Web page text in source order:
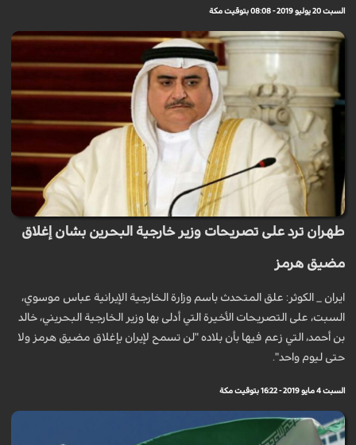
السبت 20 يوليو 2019 - 08:08 بتوقيت مكة
طهران ترد على تصريحات وزير خارجية البحرين بشان إغلاق
مضيق هرمز
ایران _ الكوثر: علق المتحدث باسم وزارة الخارجية الإيرانية عباس موسوي،
السبت، على التصريحات الأخيرة التي أدلى بها وزير الخارجية البحريني، خالد
بن أحمد، التي زعم فيها بأن بلاده "لن تسمح لإيران بإغلاق مضيق هرمز ولا
حتى ليوم واحد".
السبت 4 مايو 2019 - 16:22 بتوقيت مكة